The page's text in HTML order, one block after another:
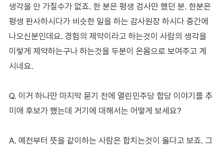
생각을 안 가질수가 없죠. 한 분은 평생 검사만 했던 분. 한분은
평생 판사하시다가 비슷한 일을 하는 감사원장 하시다 중간에
나오신분인데요. 경험의 제약이라고 하는것이 사람의 생각을
이렇게 제약하는구나 하는것을 두분이 온몸으로 보여주고 계
시네요.
Q. 이거 하나만 마지막 묻기 전에 열린민주당 합당 이야기를 추
미애 후보가 했는데 거기에 대해서는 어떻게 보세요?
A. 예전부터 뜻을 같이하는 사람은 합치는것이 옳다고 보죠. 그